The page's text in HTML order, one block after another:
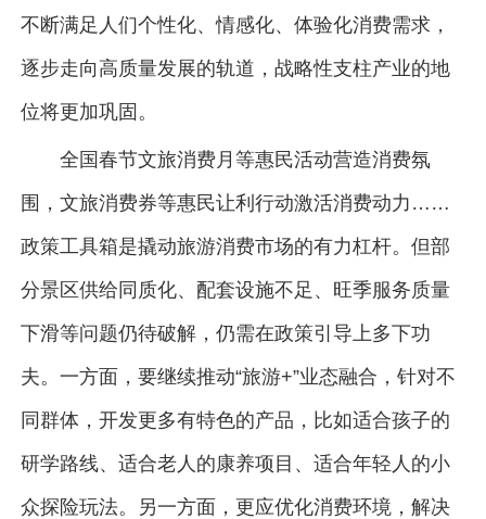
不断满足人们个性化、情感化、体验化消费需求，
逐步走向高质量发展的轨道，战略性支柱产业的地
位将更加巩固。
全国春节文旅消费月等惠民活动营造消费氛
围，文旅消费券等惠民让利行动激活消费动力……
政策工具箱是撬动旅游消费市场的有力杠杆。但部
分景区供给同质化、配套设施不足、旺季服务质量
下滑等问题仍待破解，仍需在政策引导上多下功
夫。一方面，要继续推动“旅游+”业态融合，针对不
同群体，开发更多有特色的产品，比如适合孩子的
研学路线、适合老人的康养项目、适合年轻人的小
众探险玩法。另一方面，更应优化消费环境，解决